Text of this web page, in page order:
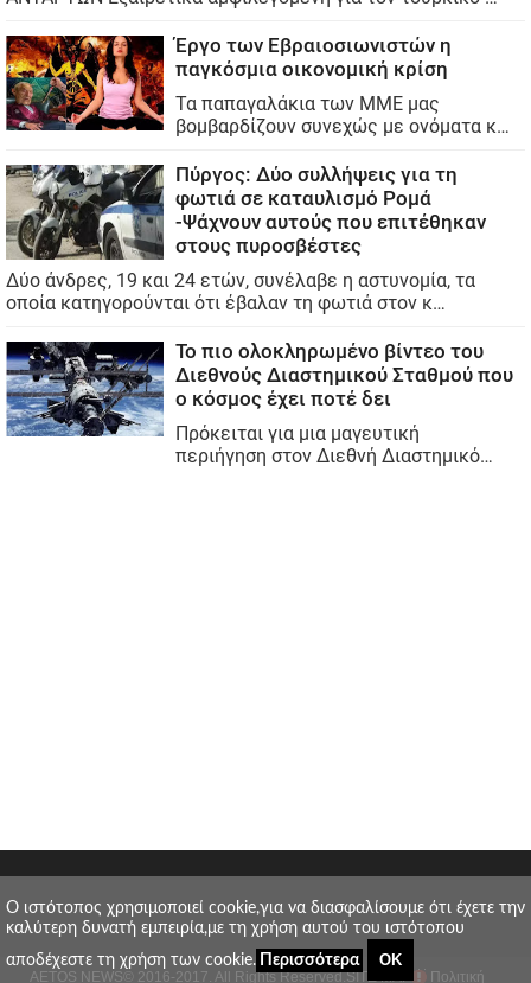
AETOS NEWS © 2016-2017. All Rights Reserved.SITE MAP Πολιτική
O ιστότοπος χρησιμοποιεί cookie,για να διασφαλίσουμε ότι έχετε την
καλύτερη δυνατή εμπειρία,με τη χρήση αυτού του ιστότοπου
αποδέχεστε τη χρήση των cookie.
Περισσότερα ΟΚ